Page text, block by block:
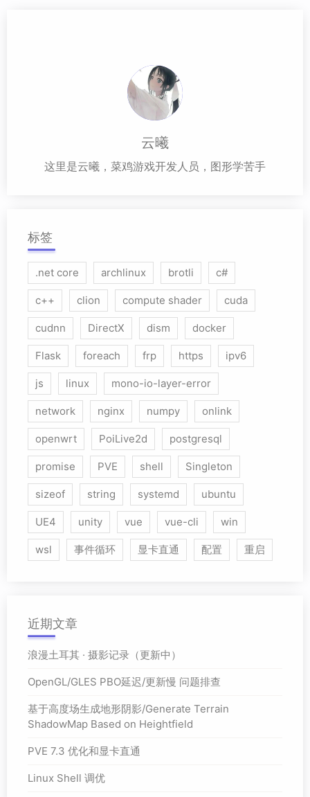
云曦
这里是云曦，菜鸡游戏开发人员，图形学苦手
标签
.net core archlinux brotli c#
c++ clion compute shader cuda
cudnn DirectX dism docker
Flask foreach frp https ipv6
js linux mono-io-layer-error
network nginx numpy onlink
openwrt PoiLive2d postgresql
promise PVE shell Singleton
sizeof string systemd ubuntu
UE4 unity vue vue-cli win
wsl 事件循环 显卡直通 配置 重启
近期文章
浪漫土耳其 · 摄影记录（更新中）
OpenGL/GLES PBO延迟/更新慢 问题排查
基于高度场生成地形阴影/Generate Terrain
ShadowMap Based on Heightfield
PVE 7.3 优化和显卡直通
Linux Shell 调优